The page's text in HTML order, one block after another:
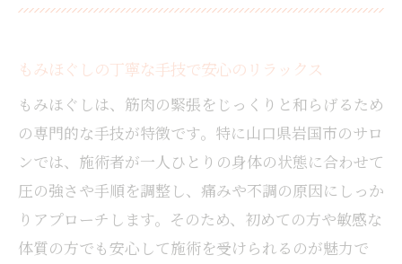
もみほぐしの丁寧な手技で安心のリラックス
もみほぐしは、筋肉の緊張をじっくりと和らげるため
の専門的な手技が特徴です。特に山口県岩国市のサロ
ンでは、施術者が一人ひとりの身体の状態に合わせて
圧の強さや手順を調整し、痛みや不調の原因にしっか
りアプローチします。そのため、初めての方や敏感な
体質の方でも安心して施術を受けられるのが魅力で